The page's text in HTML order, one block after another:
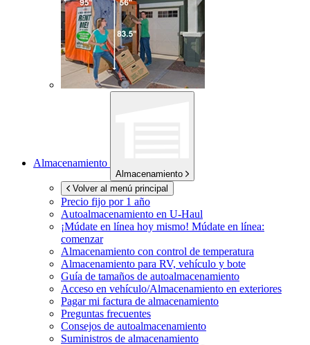
Almacenamiento
Almacenamiento
Volver al menú principal
Precio fijo por 1 año
Autoalmacenamiento en U-Haul
¡Múdate en línea hoy mismo! Múdate en línea:
comenzar
Almacenamiento con control de temperatura
Almacenamiento para RV, vehículo y bote
Guía de tamaños de autoalmacenamiento
Acceso en vehículo/Almacenamiento en exteriores
Pagar mi factura de almacenamiento
Preguntas frecuentes
Consejos de autoalmacenamiento
Suministros de almacenamiento